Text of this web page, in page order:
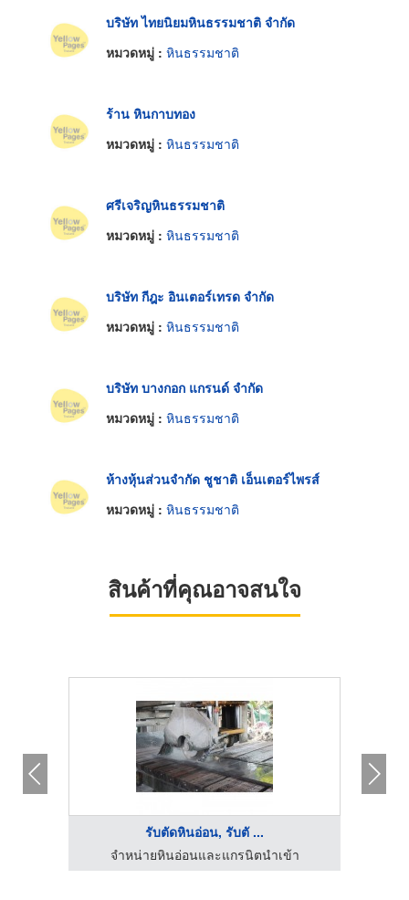
บริษัท ไทยนิยมหินธรรมชาติ จำกัด
หมวดหมู่ : หินธรรมชาติ
ร้าน หินกาบทอง
หมวดหมู่ : หินธรรมชาติ
ศรีเจริญหินธรรมชาติ
หมวดหมู่ : หินธรรมชาติ
บริษัท กีฎะ อินเตอร์เทรด จำกัด
หมวดหมู่ : หินธรรมชาติ
บริษัท บางกอก แกรนด์ จำกัด
หมวดหมู่ : หินธรรมชาติ
ห้างหุ้นส่วนจำกัด ชูชาติ เอ็นเตอร์ไพรส์
หมวดหมู่ : หินธรรมชาติ
สินค้าที่คุณอาจสนใจ
รับตัดหินอ่อน, รับตั ...
จำหน่ายหินอ่อนและแกรนิตนำเข้า